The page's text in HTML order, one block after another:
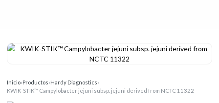
Inicio›Productos›Hardy Diagnostics›
KWIK-STIK™ Campylobacter jejuni subsp. jejuni derived from NCTC 11322